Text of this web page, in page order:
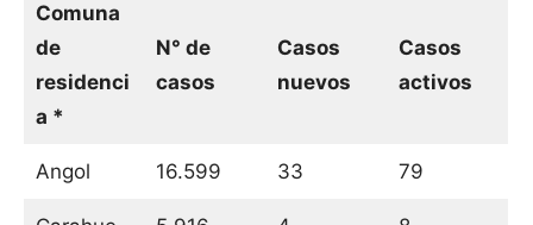
Comuna
de
residenci
a *
N° de
casos
Casos
nuevos
Casos
activos
Angol 16.599 33 79